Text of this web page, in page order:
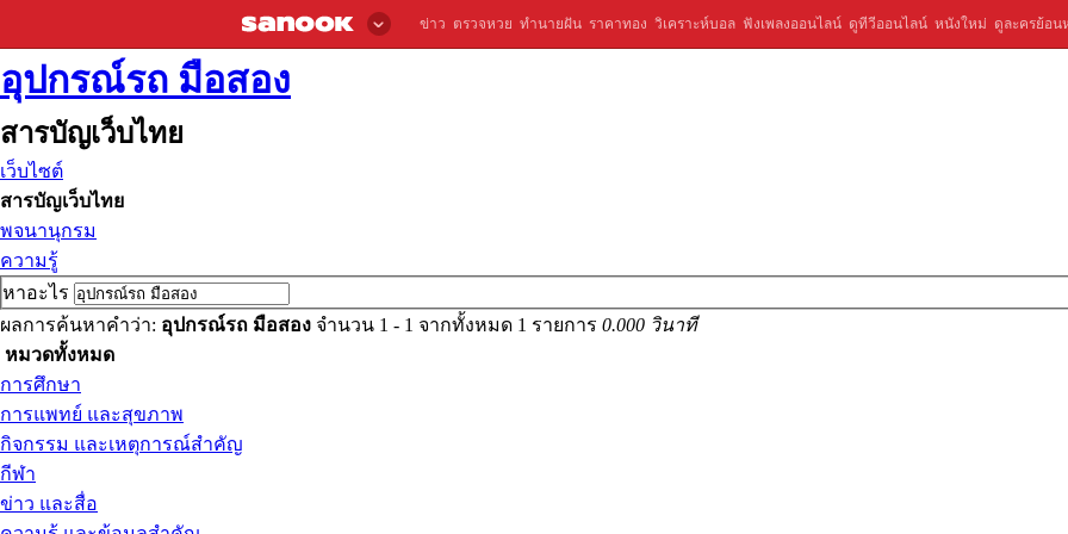
ข่าว ตรวจหวย ทำนายฝัน ราคาทอง วิเคราะห์บอล ฟังเพลงออนไลน์ ดูทีวีออนไลน์ หนังใหม่ ดูละครย้อน
อุปกรณ์รถ มือสอง
สารบัญเว็บไทย
เว็บไซต์
สารบัญเว็บไทย
พจนานุกรม
ความรู้
หาอะไร
ผลการค้นหาคำว่า: อุปกรณ์รถ มือสอง จำนวน 1 - 1 จากทั้งหมด 1 รายการ 0.000 วินาที
หมวดทั้งหมด
การศึกษา
การแพทย์ และสุขภาพ
กิจกรรม และเหตุการณ์สำคัญ
กีฬา
ข่าว และสื่อ